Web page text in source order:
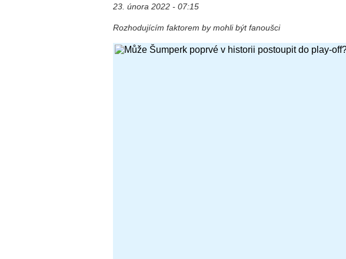
23. února 2022 - 07:15
Rozhodujícím faktorem by mohli být fanoušci